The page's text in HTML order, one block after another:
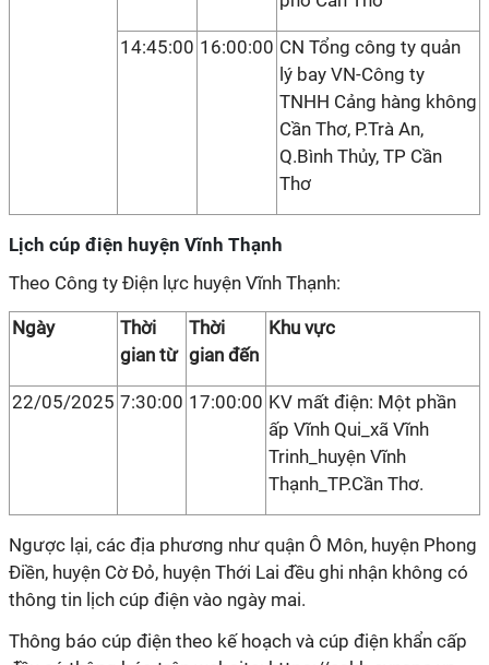
14:45:00 16:00:00 CN Tổng công ty quản
lý bay VN-Công ty
TNHH Cảng hàng không
Cần Thơ, P.Trà An,
Q.Bình Thủy, TP Cần
Thơ
Lịch cúp điện huyện Vĩnh Thạnh
Theo Công ty Điện lực huyện Vĩnh Thạnh:
Ngày
Thời
gian từ
Thời
gian đến
Khu vực
22/05/2025 7:30:00 17:00:00 KV mất điện: Một phần
ấp Vĩnh Qui_xã Vĩnh
Trinh_huyện Vĩnh
Thạnh_TP.Cần Thơ.
Ngược lại, các địa phương như quận Ô Môn, huyện Phong
Điền, huyện Cờ Đỏ, huyện Thới Lai đều ghi nhận không có
thông tin lịch cúp điện vào ngày mai.
Thông báo cúp điện theo kế hoạch và cúp điện khẩn cấp